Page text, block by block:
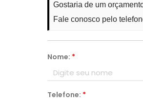
Gostaria de um
Fale conosco pelo
Nome: *
Telefone: *